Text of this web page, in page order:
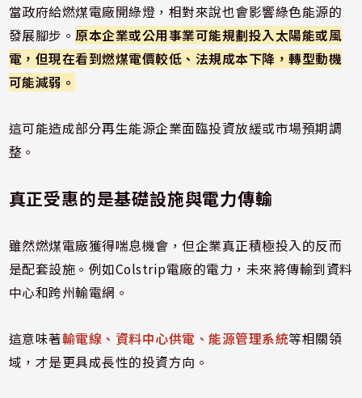
當政府給燃煤電廠開綠燈，相對來說也會影響綠色能源的
發展腳步。原本企業或公用事業可能規劃投入太陽能或風
電，但現在看到燃煤電價較低、法規成本下降，轉型動機
可能減弱。
這可能造成部分再生能源企業面臨投資放緩或市場預期調
整。
真正受惠的是基礎設施與電力傳輸
雖然燃煤電廠獲得喘息機會，但企業真正積極投入的反而
是配套設施。例如Colstrip電廠的電力，未來將傳輸到資料
中心和跨州輸電網。
這意味著輸電線、資料中心供電、能源管理系統等相關領
域，才是更具成長性的投資方向。